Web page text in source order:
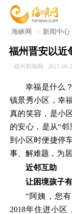
海峡网 > 新闻中心
福州晋安以近
福州新闻网 2021-06-
幸福是什么
镇景秀小区，幸
真的笑容，是小
的安心，是从“
到小区时便捷停
事、解难题，为
近邻互助
让困境孩子
“阿姨，您
2018年住进小